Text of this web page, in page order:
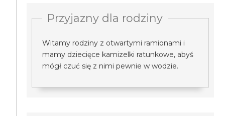
Przyjazny dla rodziny
Witamy rodziny z otwartymi ramionami i
mamy dziecięce kamizelki ratunkowe, abyś
mógł czuć się z nimi pewnie w wodzie.